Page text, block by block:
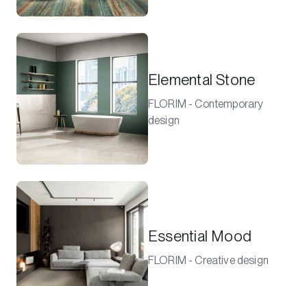
Elemental Stone
FLORIM - Contemporary
design
Essential Mood
FLORIM - Creative design